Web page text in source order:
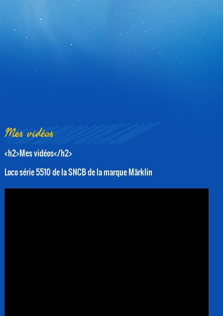
Mes vidéos
<h2>Mes vidéos</h2>
Loco série 5510 de la SNCB de la marque Märklin